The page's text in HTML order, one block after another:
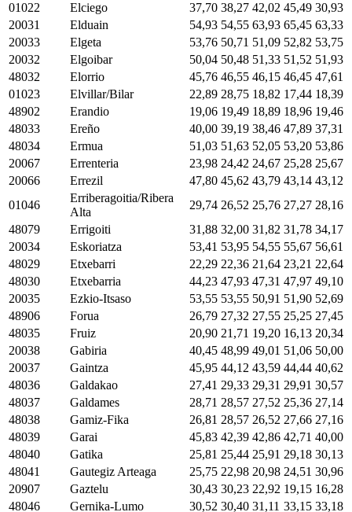
01022
Elciego 37,70 38,27 42,02 45,49 30,93
20031
Elduain 54,93 54,55 63,93 65,45 63,33
20033
Elgeta 53,76 50,71 51,09 52,82 53,75
20032
Elgoibar 50,04 50,48 51,33 51,52 51,93
48032
Elorrio 45,76 46,55 46,15 46,45 47,61
01023
Elvillar/Bilar 22,89 28,75 18,82 17,44 18,39
48902
Erandio 19,06 19,49 18,89 18,96 19,46
48033
Ereño 40,00 39,19 38,46 47,89 37,31
48034
Ermua 51,03 51,63 52,05 53,20 53,86
20067
Errenteria 23,98 24,42 24,67 25,28 25,67
20066
Errezil 47,80 45,62 43,79 43,14 43,12
01046
Erriberagoitia/Ribera
Alta
29,74 26,52 25,76 27,27 28,16
48079
Errigoiti 31,88 32,00 31,82 31,78 34,17
20034
Eskoriatza 53,41 53,95 54,55 55,67 56,61
48029
Etxebarri 22,29 22,36 21,64 23,21 22,64
48030
Etxebarria 44,23 47,93 47,31 47,97 49,10
20035
Ezkio-Itsaso 53,55 53,55 50,91 51,90 52,69
48906
Forua 26,79 27,32 27,55 25,25 27,45
48035
Fruiz 20,90 21,71 19,20 16,13 20,34
20038
Gabiria 40,45 48,99 49,01 51,06 50,00
20037
Gaintza 45,95 44,12 43,59 44,44 40,62
48036
Galdakao 27,41 29,33 29,31 29,91 30,57
48037
Galdames 28,71 28,57 27,52 25,36 27,14
48038
Gamiz-Fika 26,81 28,57 26,52 27,66 27,16
48039
Garai 45,83 42,39 42,86 42,71 40,00
48040
Gatika 25,81 25,44 25,91 29,18 30,13
48041
Gautegiz Arteaga 25,75 22,98 20,98 24,51 30,96
20907
Gaztelu 30,43 30,23 22,92 19,15 16,28
48046
Gernika-Lumo 30,52 30,40 31,11 33,15 33,18